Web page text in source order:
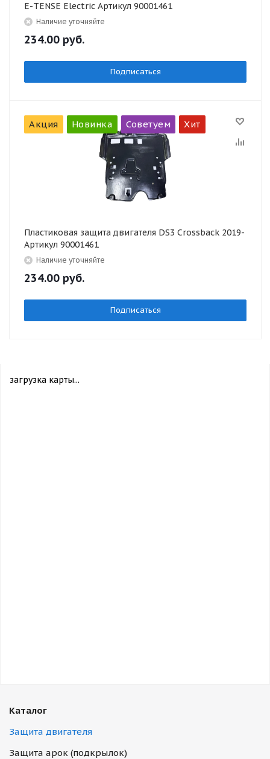
E-TENSE Electric Артикул 90001461
Наличие уточняйте
234.00 руб.
Подписаться
Акция Новинка Советуем Хит
Пластиковая защита двигателя DS3 Crossback 2019-
Артикул 90001461
Наличие уточняйте
234.00 руб.
Подписаться
загрузка карты...
Каталог
Защита двигателя
Защита арок (подкрылок)